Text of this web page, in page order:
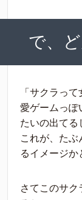
で、
「サクラっ
愛ゲームっぽ
たいの出てる
これが、たぶ
るイメージか
さてこのサク